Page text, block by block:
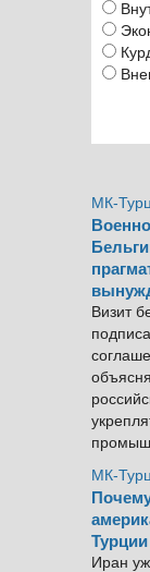
МК-
Визит
МК-
Турции
Иран